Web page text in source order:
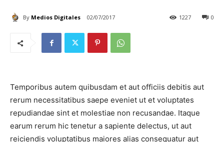
By Medios Digitales 02/07/2017 0
1227
Temporibus autem quibusdam et aut officiis debitis aut
rerum necessitatibus saepe eveniet ut et voluptates
repudiandae sint et molestiae non recusandae. Itaque
earum rerum hic tenetur a sapiente delectus, ut aut
reiciendis voluptatibus maiores alias consequatur aut